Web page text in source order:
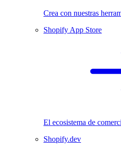
Crea con nuestras
Shopify App Store
El ecosistema de
Shopify.dev